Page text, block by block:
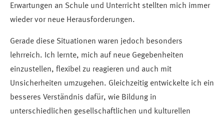
Erwartungen an Schule und Unterricht stellten mich immer
wieder vor neue Herausforderungen.
Gerade diese Situationen waren jedoch besonders
lehrreich. Ich lernte, mich auf neue Gegebenheiten
einzustellen, flexibel zu reagieren und auch mit
Unsicherheiten umzugehen. Gleichzeitig entwickelte ich ein
besseres Verständnis dafür, wie Bildung in
unterschiedlichen gesellschaftlichen und kulturellen